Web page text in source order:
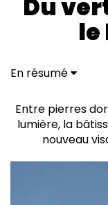
Du
le
En résumé
Un cocon en
Entre pierres
lumière, la
nouveau